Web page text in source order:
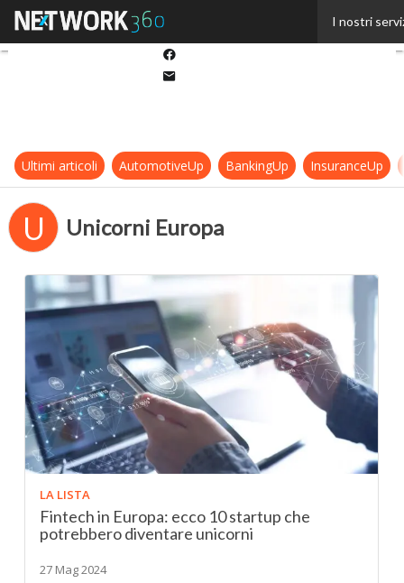
I nostri
Ultimi articoli AutomotiveUp BankingUp InsuranceUp
U Unicorni Europa
LA LISTA
Fintech in Europa: ecco 10 startup che
potrebbero diventare unicorni
27 Mag 2024